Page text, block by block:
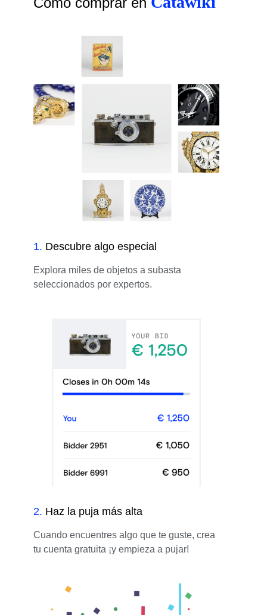
1. Descubre algo especial
Explora miles de objetos a subasta
seleccionados por expertos.
2. Haz la puja más alta
Cuando encuentres algo que te guste, crea
tu cuenta gratuita ¡y empieza a pujar!